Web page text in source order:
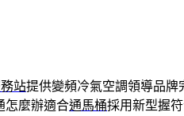
站提供變頻冷氣空調領導品牌
怎麼辦適合通馬桶採用新型握